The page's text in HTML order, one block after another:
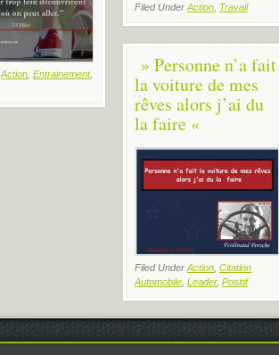
Action Entrainement,
Filed Under Action Travail
» Personne n’a fait
la voiture de mes
rêves alors j’ai du
la faire «
Filed Under Action Citation
Automobile Leader, Positif